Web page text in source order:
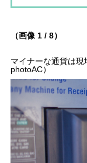
（画像 1 / 8）
マイナーな通貨は
photoAC）